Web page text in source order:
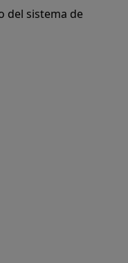
del sistema de